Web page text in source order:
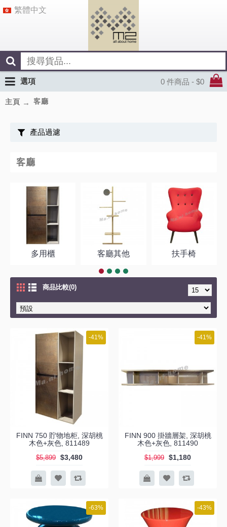
繁體中文
0 件商品 - $0
選項
主頁 客廳
產品過濾
客廳
多用櫃 客廳其他 扶手椅
商品比較(0)
-41%
FINN 750 貯物地柜, 深胡桃
木色+灰色, 811489
$5,899 $3,480
-41%
FINN 900 掛牆層架, 深胡桃
木色+灰色, 811490
$1,999 $1,180
-63% -43%